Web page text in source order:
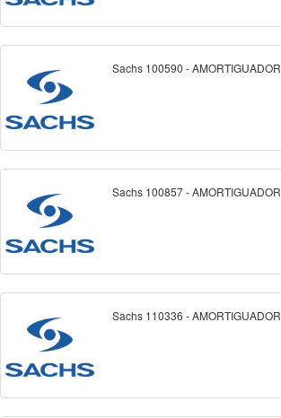
Sachs 100590 - AMORTIGUADOR
Sachs 100857 - AMORTIGUADOR
Sachs 110336 - AMORTIGUADOR